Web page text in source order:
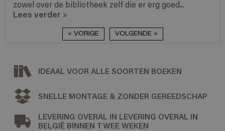
zowel over de bibliotheek zelf die er erg goed...
Lees verder »
« VORIGE VOLGENDE »
IDEAAL VOOR ALLE SOORTEN BOEKEN
SNELLE MONTAGE & ZONDER GEREEDSCHAP
LEVERING OVERAL IN LEVERING OVERAL IN
BELGIË BINNEN TWEE WEKEN